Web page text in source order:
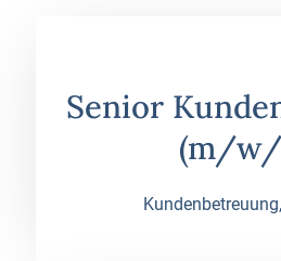
Senior
(m/w/